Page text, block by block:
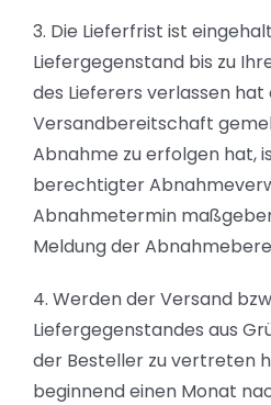
3. Die Lieferfrist ist
Liefergegenstand bis zu
des Lieferers verlassen hat
Versandbereitschaft
Abnahme zu erfolgen hat,
berechtigter
Abnahmetermin
Meldung der
4. Werden der Versand
Liefergegenstandes aus
der Besteller zu vertreten
beginnend einen Monat